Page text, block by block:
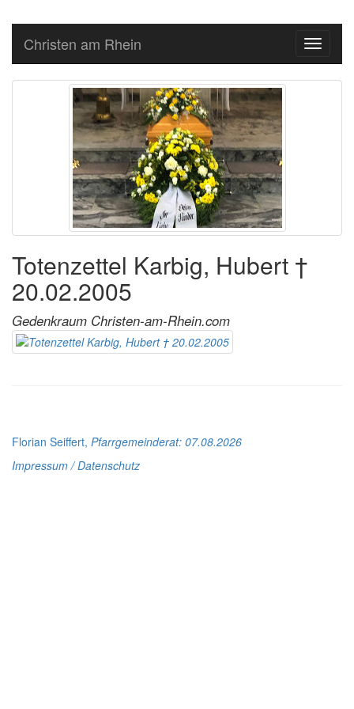
Toggle
Christen am Rhein
Totenzettel Karbig, Hubert †
20.02.2005
Gedenkraum Christen-am-Rhein.com
Florian Seiffert, Pfarrgemeinderat: 07.08.2026
Impressum / Datenschutz